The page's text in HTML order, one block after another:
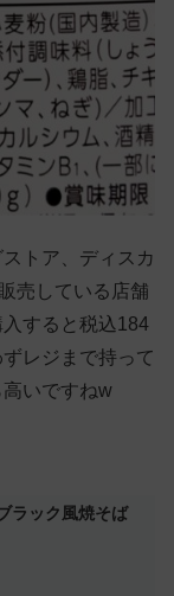
トア、ディスカ
売している店舗
すると税込184
レジまで持って
いですねw
ラック風焼そば